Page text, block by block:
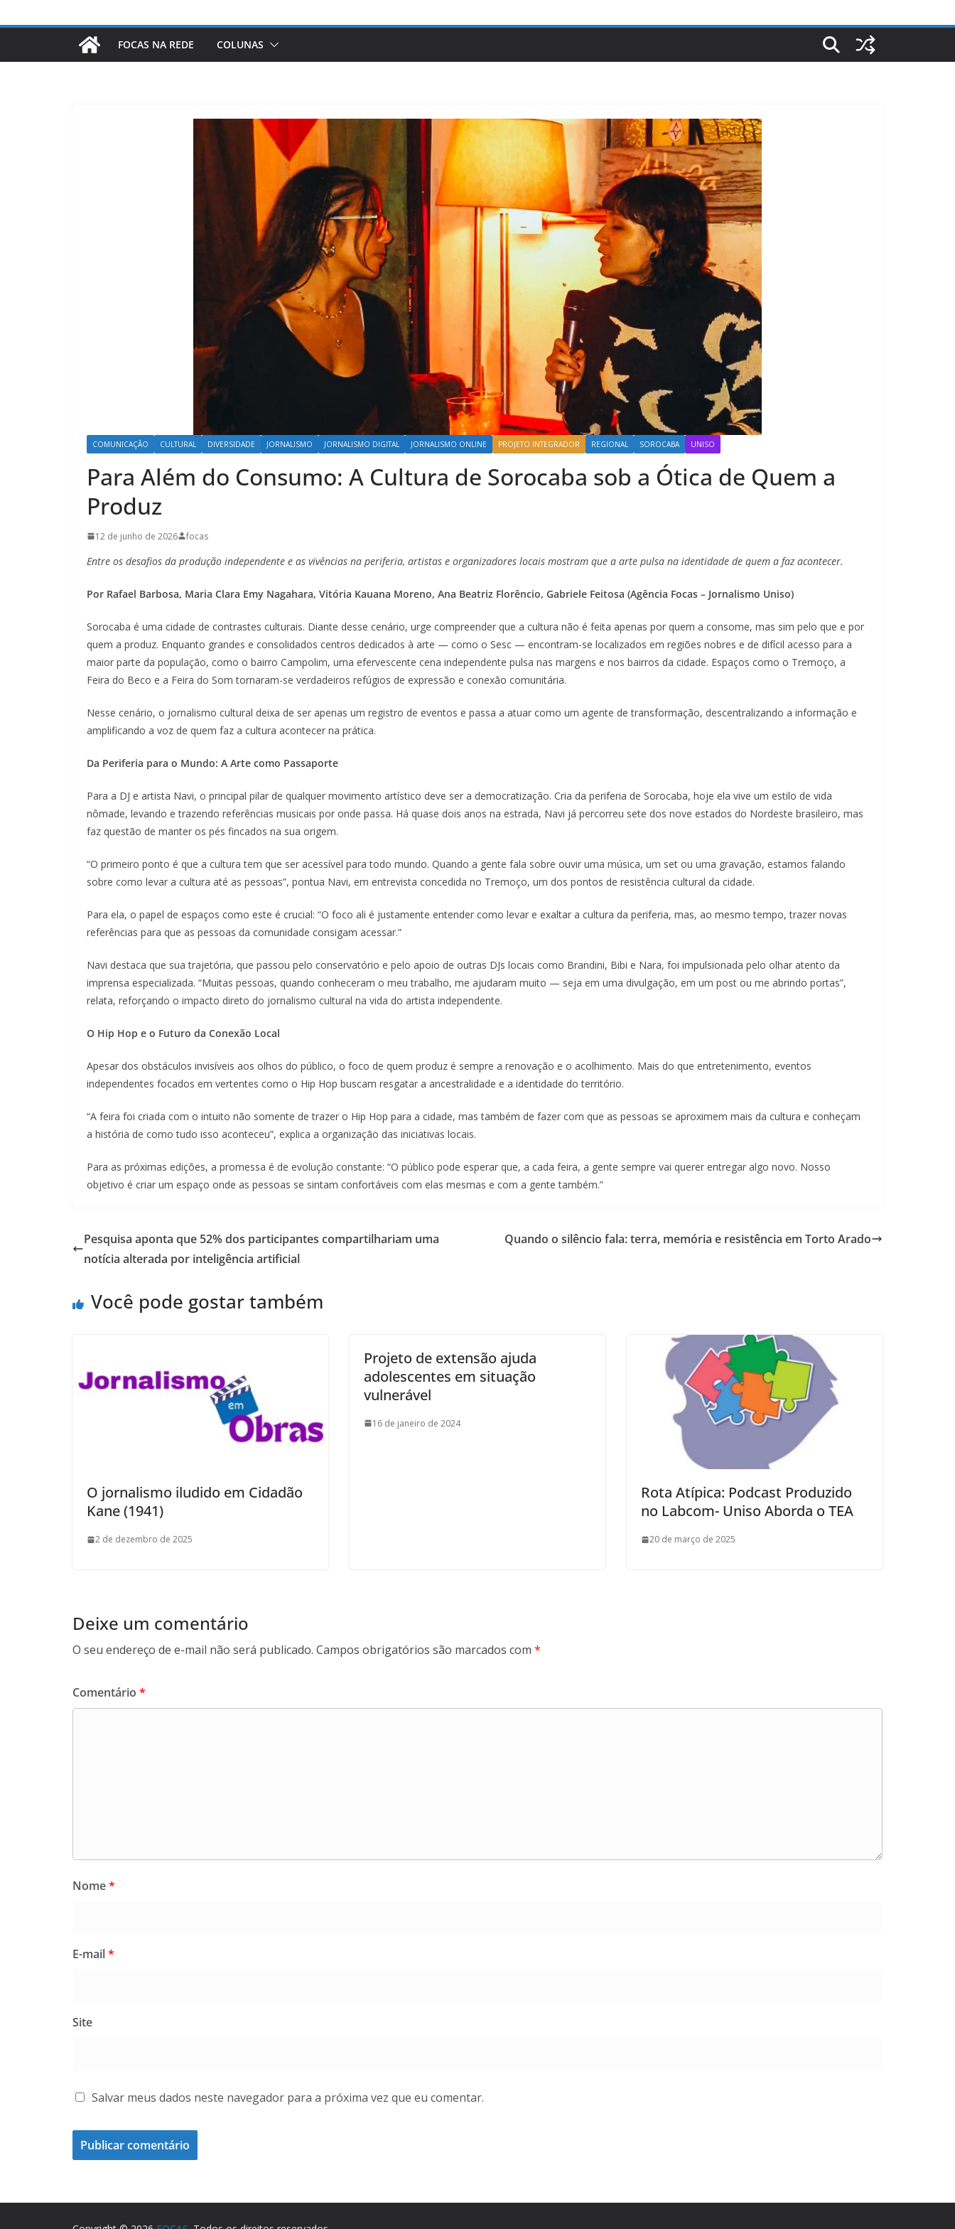
FOCAS NA REDE COLUNAS
COMUNICAÇÃO CULTURAL DIVERSIDADE JORNALISMO JORNALISMO DIGITAL JORNALISMO ONLINE PROJETO INTEGRADOR REGIONAL SOROCABA UNISO
Para Além do Consumo: A Cultura de Sorocaba sob a Ótica de Quem a
Produz
12 de junho de 2026 focas
Entre os desafios da produção independente e as vivências na periferia, artistas e organizadores locais mostram que a arte pulsa na identidade de quem a faz acontecer.
Por Rafael Barbosa, Maria Clara Emy Nagahara, Vitória Kauana Moreno, Ana Beatriz Florêncio, Gabriele Feitosa (Agência Focas – Jornalismo Uniso)
Sorocaba é uma cidade de contrastes culturais. Diante desse cenário, urge compreender que a cultura não é feita apenas por quem a consome, mas sim pelo que e por
quem a produz. Enquanto grandes e consolidados centros dedicados à arte — como o Sesc — encontram-se localizados em regiões nobres e de difícil acesso para a
maior parte da população, como o bairro Campolim, uma efervescente cena independente pulsa nas margens e nos bairros da cidade. Espaços como o Tremoço, a
Feira do Beco e a Feira do Som tornaram-se verdadeiros refúgios de expressão e conexão comunitária.
Nesse cenário, o jornalismo cultural deixa de ser apenas um registro de eventos e passa a atuar como um agente de transformação, descentralizando a informação e
amplificando a voz de quem faz a cultura acontecer na prática.
Da Periferia para o Mundo: A Arte como Passaporte
Para a DJ e artista Navi, o principal pilar de qualquer movimento artístico deve ser a democratização. Cria da periferia de Sorocaba, hoje ela vive um estilo de vida
nômade, levando e trazendo referências musicais por onde passa. Há quase dois anos na estrada, Navi já percorreu sete dos nove estados do Nordeste brasileiro, mas
faz questão de manter os pés fincados na sua origem.
“O primeiro ponto é que a cultura tem que ser acessível para todo mundo. Quando a gente fala sobre ouvir uma música, um set ou uma gravação, estamos falando
sobre como levar a cultura até as pessoas”, pontua Navi, em entrevista concedida no Tremoço, um dos pontos de resistência cultural da cidade.
Para ela, o papel de espaços como este é crucial: “O foco ali é justamente entender como levar e exaltar a cultura da periferia, mas, ao mesmo tempo, trazer novas
referências para que as pessoas da comunidade consigam acessar.”
Navi destaca que sua trajetória, que passou pelo conservatório e pelo apoio de outras DJs locais como Brandini, Bibi e Nara, foi impulsionada pelo olhar atento da
imprensa especializada. “Muitas pessoas, quando conheceram o meu trabalho, me ajudaram muito — seja em uma divulgação, em um post ou me abrindo portas”,
relata, reforçando o impacto direto do jornalismo cultural na vida do artista independente.
O Hip Hop e o Futuro da Conexão Local
Apesar dos obstáculos invisíveis aos olhos do público, o foco de quem produz é sempre a renovação e o acolhimento. Mais do que entretenimento, eventos
independentes focados em vertentes como o Hip Hop buscam resgatar a ancestralidade e a identidade do território.
“A feira foi criada com o intuito não somente de trazer o Hip Hop para a cidade, mas também de fazer com que as pessoas se aproximem mais da cultura e conheçam
a história de como tudo isso aconteceu”, explica a organização das iniciativas locais.
Para as próximas edições, a promessa é de evolução constante: “O público pode esperar que, a cada feira, a gente sempre vai querer entregar algo novo. Nosso
objetivo é criar um espaço onde as pessoas se sintam confortáveis com elas mesmas e com a gente também.”
Pesquisa aponta que 52% dos participantes compartilhariam uma
notícia alterada por inteligência artificial
Quando o silêncio fala: terra, memória e resistência em Torto Arado
Você pode gostar também
O jornalismo iludido em Cidadão
Kane (1941)
2 de dezembro de 2025
Projeto de extensão ajuda
adolescentes em situação
vulnerável
16 de janeiro de 2024
Rota Atípica: Podcast Produzido
no Labcom- Uniso Aborda o TEA
20 de março de 2025
Deixe um comentário
O seu endereço de e-mail não será publicado. Campos obrigatórios são marcados com *
Comentário *
Nome*
E-mail*
Site
Salvar meus dados neste navegador para a próxima vez que eu comentar.